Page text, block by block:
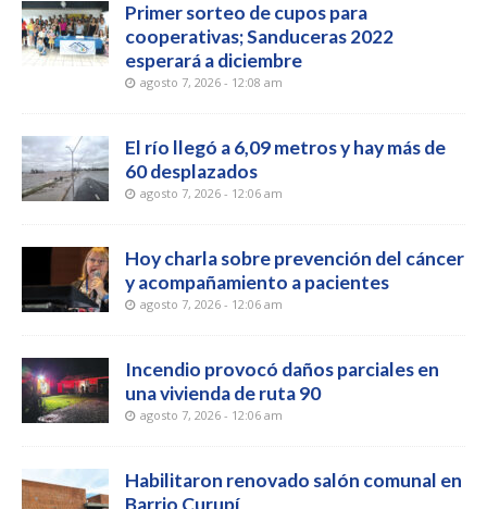
Primer sorteo de cupos para
cooperativas; Sanduceras 2022
esperará a diciembre
agosto 7, 2026 - 12:08 am
El río llegó a 6,09 metros y hay más de
60 desplazados
agosto 7, 2026 - 12:06 am
Hoy charla sobre prevención del cáncer
y acompañamiento a pacientes
agosto 7, 2026 - 12:06 am
Incendio provocó daños parciales en
una vivienda de ruta 90
agosto 7, 2026 - 12:06 am
Habilitaron renovado salón comunal en